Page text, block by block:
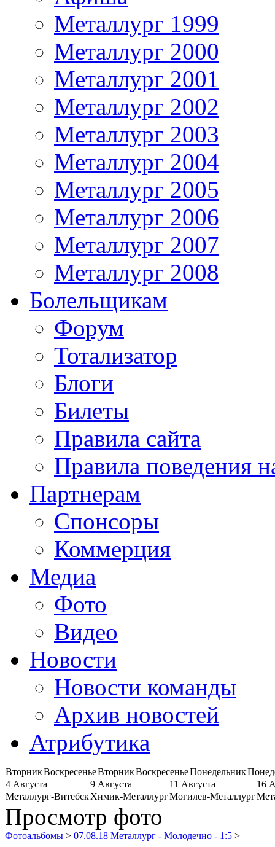
Металлург 1999
Металлург 2000
Металлург 2001
Металлург 2002
Металлург 2003
Металлург 2004
Металлург 2005
Металлург 2006
Металлург 2007
Металлург 2008
Болельщикам
Форум
Тотализатор
Блоги
Билеты
Правила сайта
Правила поведения
Партнерам
Спонсоры
Коммерция
Медиа
Фото
Видео
Новости
Новости команды
Архив новостей
Атрибутика
ВторникВоскресеньеВторникВоскресеньеПонедельник
4 Августа
9 Августа 11 Августа
16
Металлург-ВитебскХимик-МеталлургМогилев-Металлург
Просмотр фото
Фотоальбомы > 07.08.18 Металлург - Молодечно - 1:5 >